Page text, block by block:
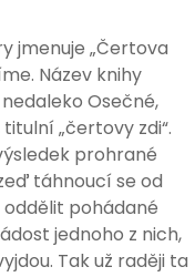
jmenuje „Čertova
Název knihy
Osečné,
„čertovy zdi“.
prohrané
táhnoucí se od
oddělit pohádané
jednoho z nich,
Tak už raději ta